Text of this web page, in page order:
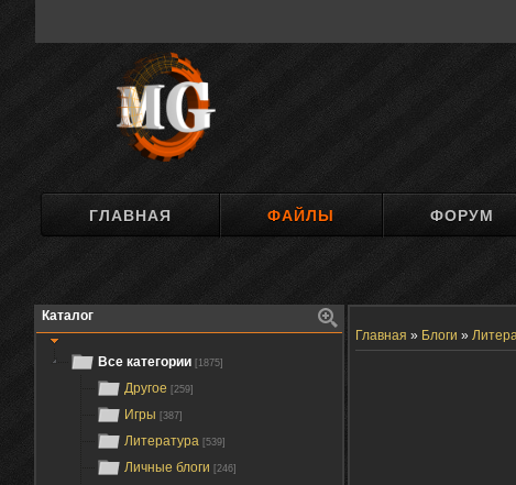
ГЛАВНАЯ ФАЙЛЫ ФОРУМ
Каталог
Все категории [1875]
Другое [259]
Игры [387]
Литература [539]
Личные блоги [246]
Главная » Блоги »